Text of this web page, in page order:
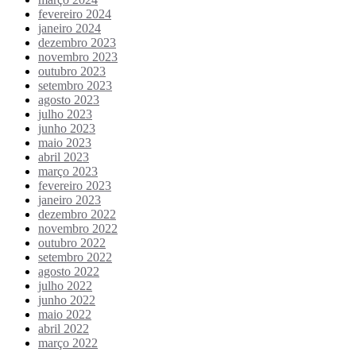
fevereiro 2024
janeiro 2024
dezembro 2023
novembro 2023
outubro 2023
setembro 2023
agosto 2023
julho 2023
junho 2023
maio 2023
abril 2023
março 2023
fevereiro 2023
janeiro 2023
dezembro 2022
novembro 2022
outubro 2022
setembro 2022
agosto 2022
julho 2022
junho 2022
maio 2022
abril 2022
março 2022